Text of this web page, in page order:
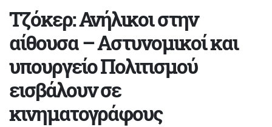
Τζόκερ: Ανήλικοι στην
αίθουσα – Αστυνομικοί και
υπουργείο Πολιτισμού
εισβάλουν σε
κινηματογράφους